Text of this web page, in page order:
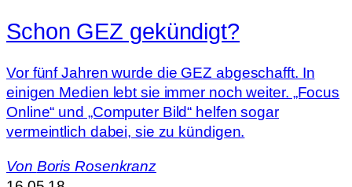
Schon GEZ gekündigt?
Vor fünf Jahren wurde die GEZ abgeschafft. In
einigen Medien lebt sie immer noch weiter. „Focus
Online“ und „Computer Bild“ helfen sogar
vermeintlich dabei, sie zu kündigen.
Von Boris Rosenkranz